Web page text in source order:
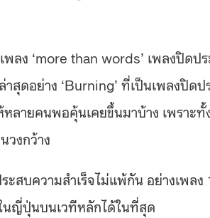
ง ‘more than words’ เพลงปิดปร
ดอย่าง ‘Burning’ ที่เป็นเพลงปิดป
ลายคนพอคุ้นเคยขึ้นมาบ้าง เพราะทั้
วงกว้าง
สบความสำเร็จไม่แพ้กัน อย่างเพล
ญี่ปุ่นบนเวทีหลักได้ในที่สุด